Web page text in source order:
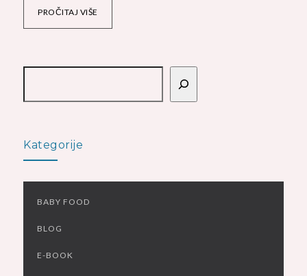
PROČITAJ VIŠE
Pretraga
Kategorije
BABY FOOD
BLOG
E-BOOK